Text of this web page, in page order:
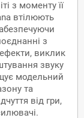
з моменту її
втілюють
з
виклик
звуку
модельний
та
від гри,